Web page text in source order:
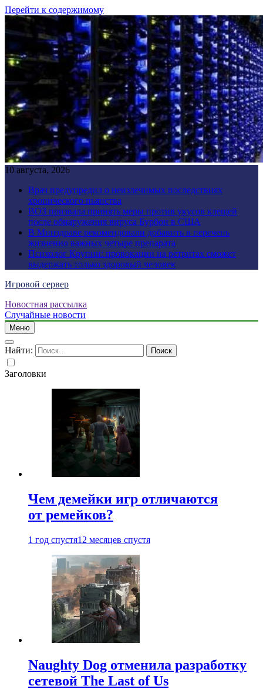
Перейти к содержимому
10 августа, 2026
Врач предупредил о неизлечимых последствиях
хронического пьянства
ВОЗ призвала принять меры против укусов клещей
после обнаружения вируса Бурбон в США
В Минздраве рекомендовали добавить в перечень
жизненно важных четыре препарата
Психолог Крупин: провокации на ретритах сможет
выдержать только здоровый человек
Игровой сервер
Новостная рассылка
Случайные новости
Меню
Найти:
Заголовки
Чем демейки игр отличаются
от ремейков?
1 год спустя12 месяцев спустя
Naughty Dog отменила разработку
сетевой The Last of Us